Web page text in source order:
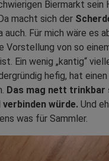
Biermarkt
macht sich der
Für mich wäre es
Vorstellung von so
Ein wenig „kantig“
hefig, hat
Das mag nett trinkbar
würde. Und
was für Sammler.